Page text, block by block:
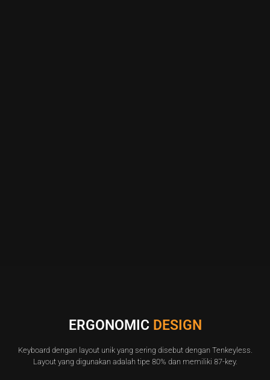
ERGONOMICDESIGN
Keyboard dengan layout unik yang sering disebut dengan Tenkeyless.
Layout yang digunakan adalah tipe 80% dan memiliki 87-key.